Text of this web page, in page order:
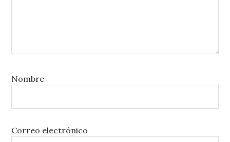
Nombre
Correo electrónico